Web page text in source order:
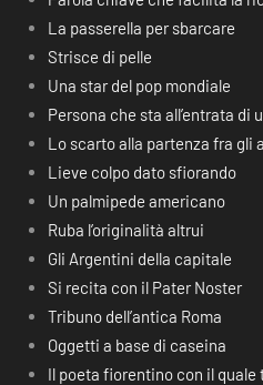
La passerella per sbarcare
Strisce di pelle
Una star del pop mondiale
Persona che sta all’entrata di
Lo scarto alla partenza fra gli
Lieve colpo dato sfiorando
Un palmipede americano
Ruba l’originalità altrui
Gli Argentini della capitale
Si recita con il Pater Noster
Tribuno dell’antica Roma
Oggetti a base di caseina
Il poeta fiorentino con il quale